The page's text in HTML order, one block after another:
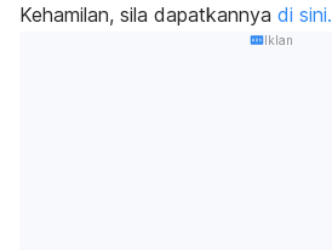
Kehamilan, sila dapatkannya di sini.
Iklan